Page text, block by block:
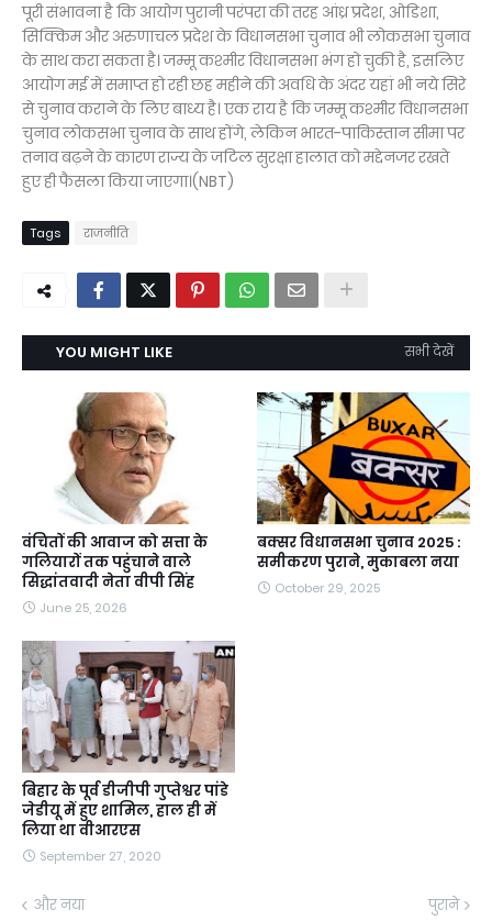
पूरी संभावना है कि आयोग पुरानी परंपरा की तरह आंध्र प्रदेश, ओडिशा,
सिक्किम और अरुणाचल प्रदेश के विधानसभा चुनाव भी लोकसभा चुनाव
के साथ करा सकता है। जम्मू कश्मीर विधानसभा भंग हो चुकी है, इसलिए
आयोग मई में समाप्त हो रही छह महीने की अवधि के अंदर यहां भी नये सिरे
से चुनाव कराने के लिए बाध्य है। एक राय है कि जम्मू कश्मीर विधानसभा
चुनाव लोकसभा चुनाव के साथ होंगे, लेकिन भारत-पाकिस्तान सीमा पर
तनाव बढ़ने के कारण राज्य के जटिल सुरक्षा हालात को मद्देनजर रखते
हुए ही फैसला किया जाएगा।(NBT)
Tags राजनीति
YOU MIGHT LIKE सभी देखें
वंचितों की आवाज को सत्ता के
गलियारों तक पहुंचाने वाले
सिद्धांतवादी नेता वीपी सिंह
June 25, 2026
बक्सर विधानसभा चुनाव 2025 :
समीकरण पुराने, मुकाबला नया
October 29, 2025
बिहार के पूर्व डीजीपी गुप्तेश्वर पांडे
जेडीयू में हुए शामिल, हाल ही में
लिया था वीआरएस
September 27, 2020
और नया पुराने